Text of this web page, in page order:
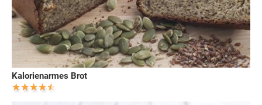
Kalorienarmes Brot